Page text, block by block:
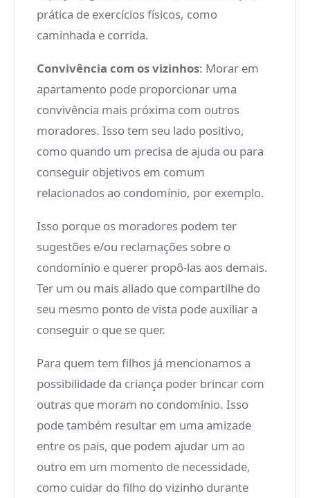
prática de exercícios físicos, como
caminhada e corrida.
Convivência com os vizinhos: Morar em
apartamento pode proporcionar uma
convivência mais próxima com outros
moradores. Isso tem seu lado positivo,
como quando um precisa de ajuda ou para
conseguir objetivos em comum
relacionados ao condomínio, por exemplo.
Isso porque os moradores podem ter
sugestões e/ou reclamações sobre o
condomínio e querer propô-las aos demais.
Ter um ou mais aliado que compartilhe do
seu mesmo ponto de vista pode auxiliar a
conseguir o que se quer.
Para quem tem filhos já mencionamos a
possibilidade da criança poder brincar com
outras que moram no condomínio. Isso
pode também resultar em uma amizade
entre os pais, que podem ajudar um ao
outro em um momento de necessidade,
como cuidar do filho do vizinho durante